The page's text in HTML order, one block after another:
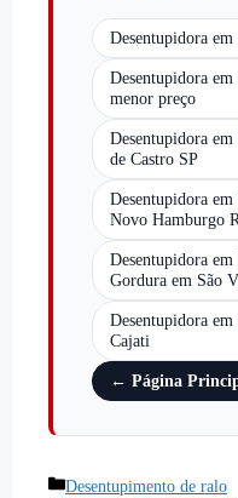
Desentupidora
Desentupidora
menor preço
Desentupidora
de Castro SP
Desentupidora
Novo Hamburgo
Desentupidora
Gordura em São
Desentupidora
Cajati
← Página
Desentupimento de ralo